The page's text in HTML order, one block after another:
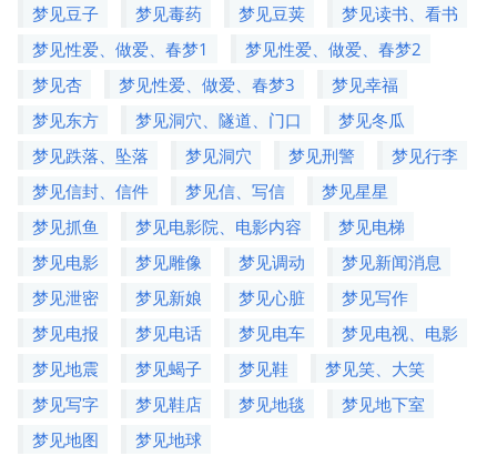
梦见豆子
梦见毒药 梦见豆荚
梦见读书、看书
梦见性爱、做爱、春梦1
梦见性爱、做爱、春梦2
梦见杏
梦见性爱、做爱、春梦3
梦见幸福
梦见东方
梦见洞穴、隧道、门口
梦见冬瓜
梦见跌落、坠落
梦见洞穴 梦见刑警
梦见行李
梦见信封、信件
梦见信、写信
梦见星星
梦见抓鱼
梦见电影院、电影内容
梦见电梯
梦见电影
梦见雕像 梦见调动
梦见新闻消息
梦见泄密
梦见新娘 梦见心脏
梦见写作
梦见电报
梦见电话 梦见电车
梦见电视、电影
梦见地震
梦见蝎子 梦见鞋
梦见笑、大笑
梦见写字
梦见鞋店 梦见地毯
梦见地下室
梦见地图
梦见地球